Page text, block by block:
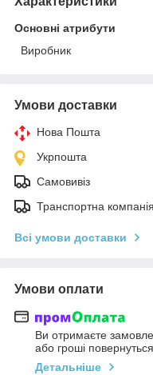
Основні атрибути
Виробник
Умови доставки
Нова Пошта
Укрпошта
Самовивіз
Транспортна компанія
Всі умови доставки
Умови оплати
Ви отримаєте
або гроші
Детальніше